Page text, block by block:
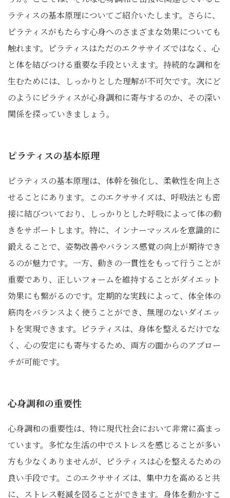
ラティスの基本原理についてご紹介いたします。さらに、
ピラティスがもたらす心身へのさまざまな効果についても
触れます。ピラティスはただのエクササイズではなく、心
と体を結びつける重要な手段といえます。持続的な調和を
生むためには、しっかりとした理解が不可欠です。次にど
のようにピラティスが心身調和に寄与するのか、その深い
関係を探っていきましょう。
ピラティスの基本原理
ピラティスの基本原理は、体幹を強化し、柔軟性を向上さ
せることにあります。このエクササイズは、呼吸法とも密
接に結びついており、しっかりとした呼吸によって体の動
きをサポートします。特に、インナーマッスルを意識的に
鍛えることで、姿勢改善やバランス感覚の向上が期待でき
るのが魅力です。一方、動きの一貫性をもって行うことが
重要であり、正しいフォームを維持することがダイエット
効果にも繋がるのです。定期的な実践によって、体全体の
筋肉をバランスよく使うことができ、無理のないダイエッ
トを実現できます。ピラティスは、身体を整えるだけでな
く、心の安定にも寄与するため、両方の面からのアプロー
チが可能です。
心身調和の重要性
心身調和の重要性は、特に現代社会において非常に高まっ
ています。多忙な生活の中でストレスを感じることが多い
方も少なくありませんが、ピラティスは心を整えるための
良い手段です。このエクササイズは、集中力を高めると共
に、ストレス軽減を図ることができます。身体を動かすこ